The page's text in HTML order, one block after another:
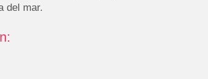
del mar.